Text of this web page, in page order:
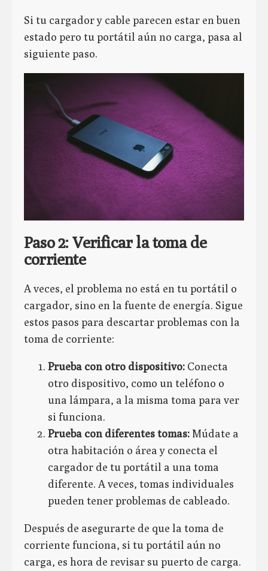
Si tu cargador y cable parecen estar en buen
estado pero tu portátil aún no carga, pasa al
siguiente paso.
Paso 2: Verificar la toma de
corriente
A veces, el problema no está en tu portátil o
cargador, sino en la fuente de energía. Sigue
estos pasos para descartar problemas con la
toma de corriente:
Prueba con otro dispositivo: Conecta
otro dispositivo, como un teléfono o
una lámpara, a la misma toma para ver
si funciona.
Prueba con diferentes tomas:Múdate a
otra habitación o área y conecta el
cargador de tu portátil a una toma
diferente. A veces, tomas individuales
pueden tener problemas de cableado.
Después de asegurarte de que la toma de
corriente funciona, si tu portátil aún no
carga, es hora de revisar su puerto de carga.